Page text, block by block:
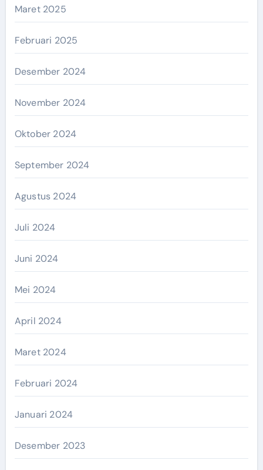
Maret 2025
Februari 2025
Desember 2024
November 2024
Oktober 2024
September 2024
Agustus 2024
Juli 2024
Juni 2024
Mei 2024
April 2024
Maret 2024
Februari 2024
Januari 2024
Desember 2023